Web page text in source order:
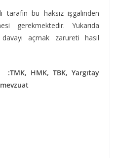
tarafın bu haksız işgalinden
gerekmektedir. Yukarıda
açmak zarureti hasıl
HMK, TBK, Yargıtay